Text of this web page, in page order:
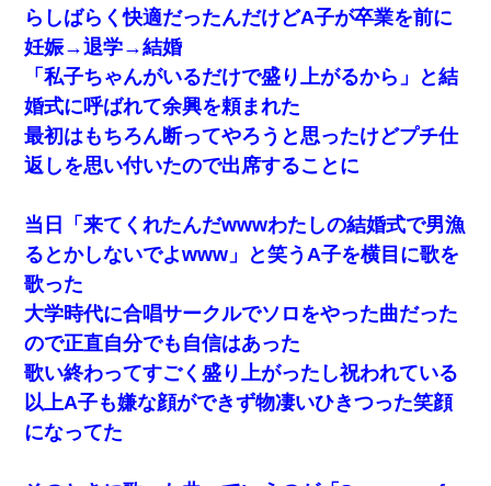
らしばらく快適だったんだけどA子が卒業を前に
妊娠→退学→結婚
「私子ちゃんがいるだけで盛り上がるから」と結
婚式に呼ばれて余興を頼まれた
最初はもちろん断ってやろうと思ったけどプチ仕
返しを思い付いたので出席することに
当日「来てくれたんだwwwわたしの結婚式で男漁
るとかしないでよwww」と笑うA子を横目に歌を
歌った
大学時代に合唱サークルでソロをやった曲だった
ので正直自分でも自信はあった
歌い終わってすごく盛り上がったし祝われている
以上A子も嫌な顔ができず物凄いひきつった笑顔
になってた